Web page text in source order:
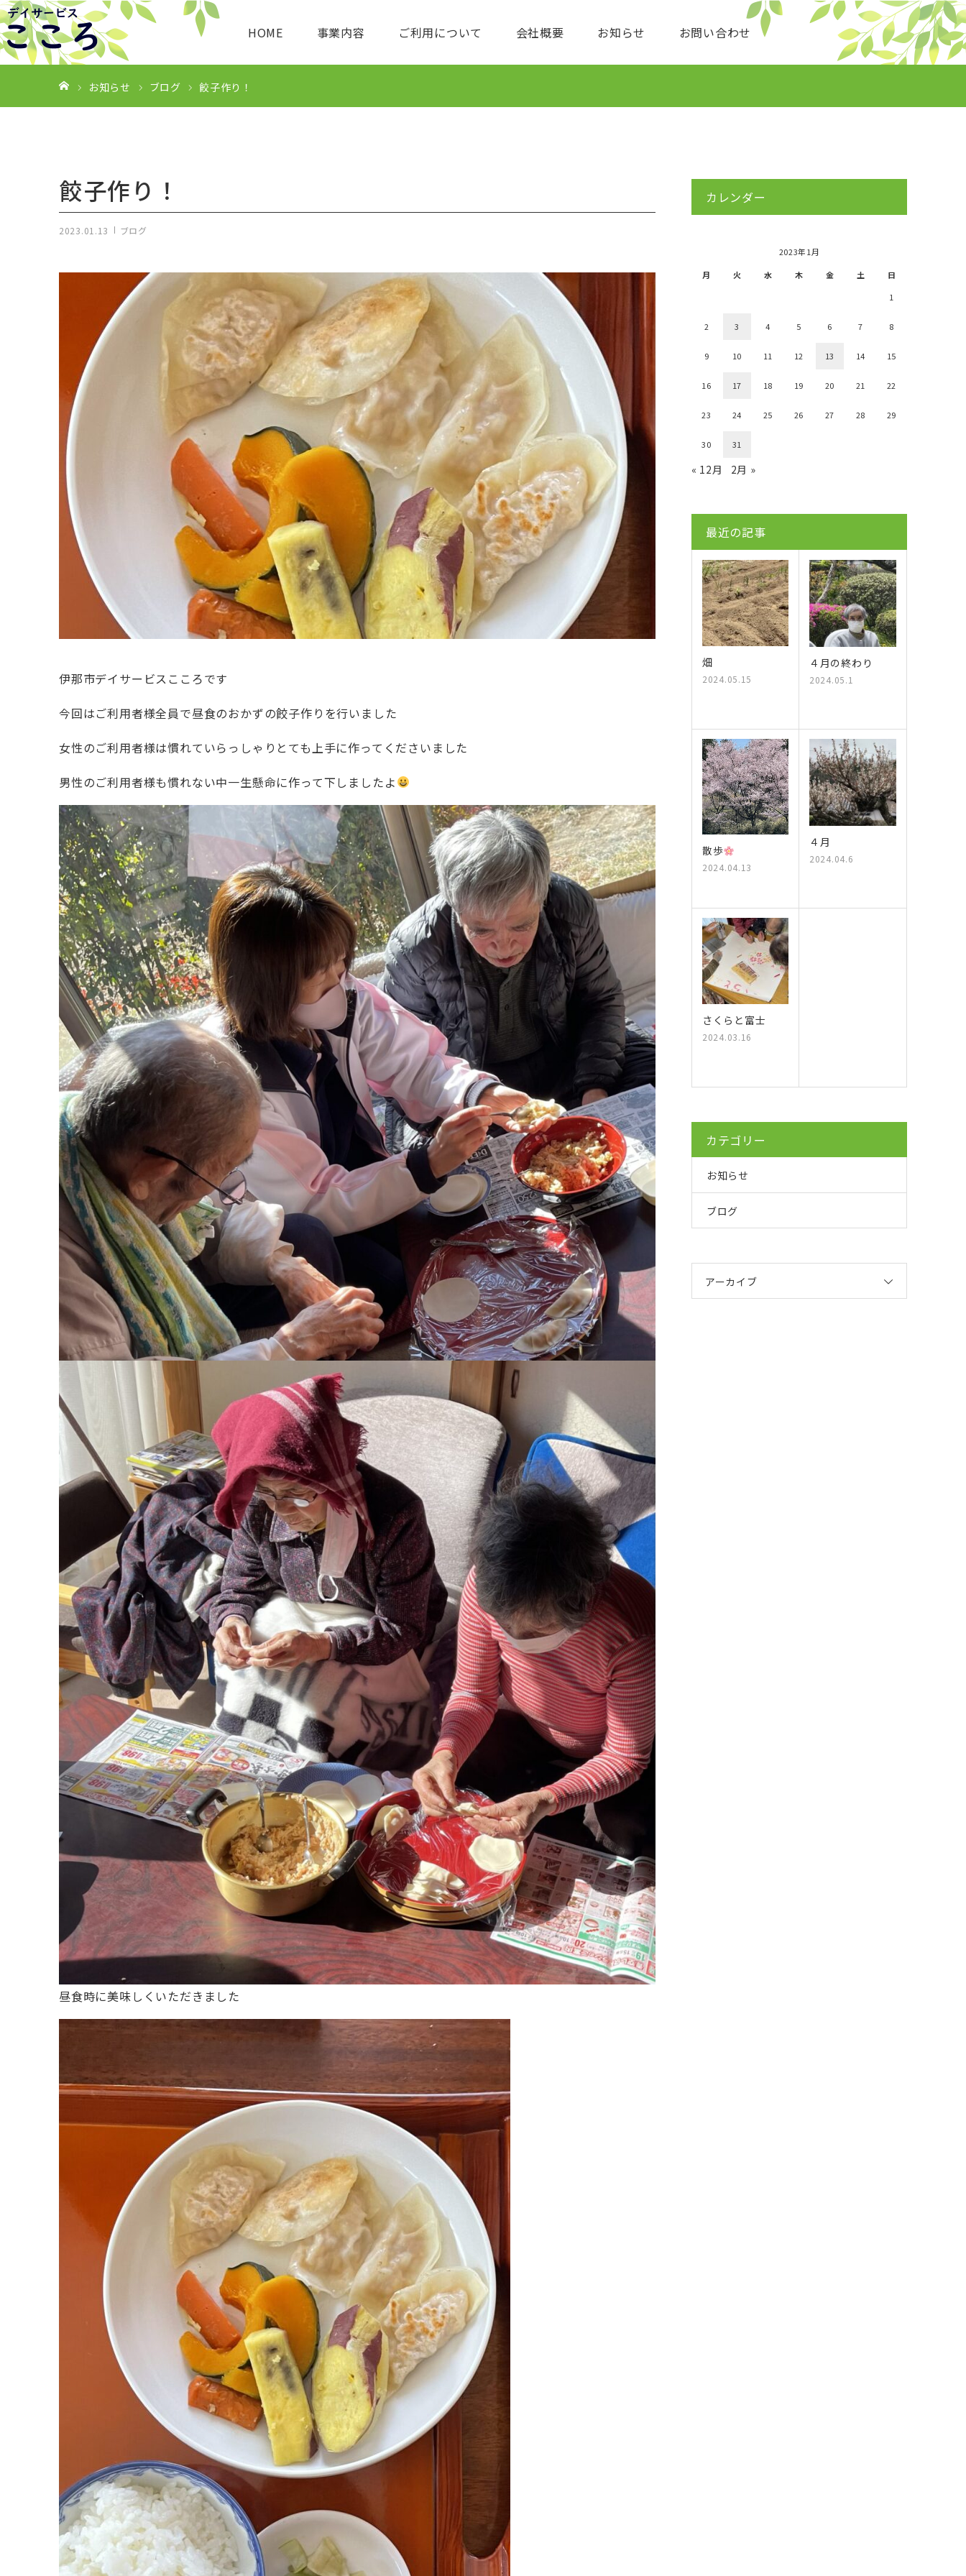
HOME 事業内容 ご利用について 会社概要 お知らせ お問い合わせ
ホーム お知らせ ブログ 餃子作り！
餃子作り！
2023.01.13 ブログ
伊那市デイサービスこころです
今回はご利用者様全員で昼食のおかずの餃子作りを行いました
女性のご利用者様は慣れていらっしゃりとても上手に作ってくださいました
男性のご利用者様も慣れない中一生懸命に作って下しましたよ
昼食時に美味しくいただきました
カレンダー
2023年1月
月
火 水 木 金 土
日
1
2 3 4 5 6 7 8
9 10 11 12 13 14 15
16 17 18 19 20 21 22
23 24 25 26 27 28 29
30 31
« 12月 2月 »
最近の記事
畑
2024.05.15
４月の終わり
2024.05.1
散歩
2024.04.13
４月
2024.04.6
さくらと富士
2024.03.16
カテゴリー
お知らせ
ブログ
アーカイブ